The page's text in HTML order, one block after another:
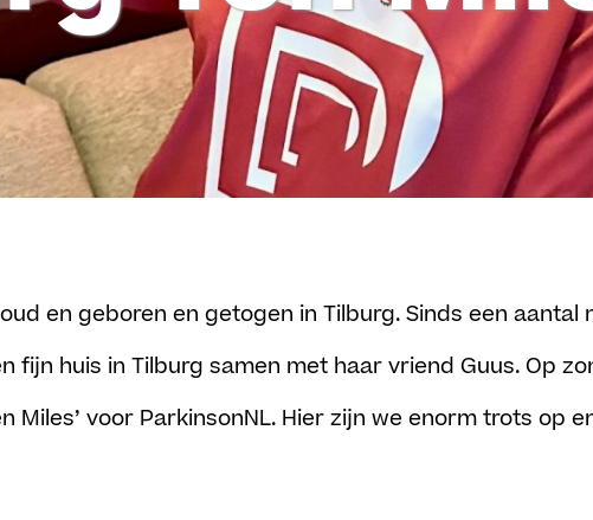
en geboren en getogen in Tilburg. Sinds een aantal
fijn huis in Tilburg samen met haar vriend Guus. Op
Miles’ voor ParkinsonNL. Hier zijn we enorm trots op